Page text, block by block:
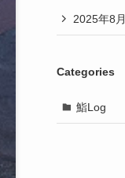
2025年8月
Categories
鮨Log